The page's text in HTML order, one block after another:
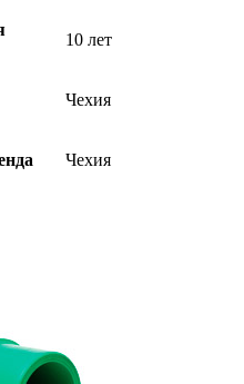
10 лет
Чехия
Чехия